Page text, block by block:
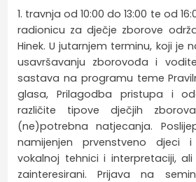
1. travnja od 10:00 do 13:00 te od
radionicu za dječje zborove
Hinek. U jutarnjem terminu, koji je
usavršavanju zborovođa i
sastava na programu teme
glasa, Prilagodba pristupa i
različite tipove dječjih
(ne)potrebna natjecanja.
namijenjen prvenstveno djeci
vokalnoj tehnici i interpretaciji,
zainteresirani. Prijava na